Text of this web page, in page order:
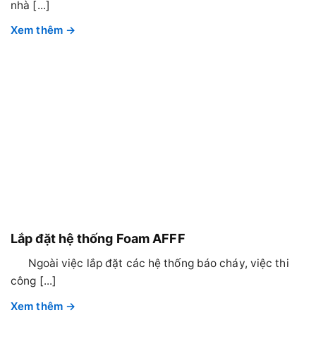
nhà [...]
Lắp đặt hệ thống Foam AFFF
Ngoài việc lắp đặt các hệ thống báo cháy, việc thi
công [...]